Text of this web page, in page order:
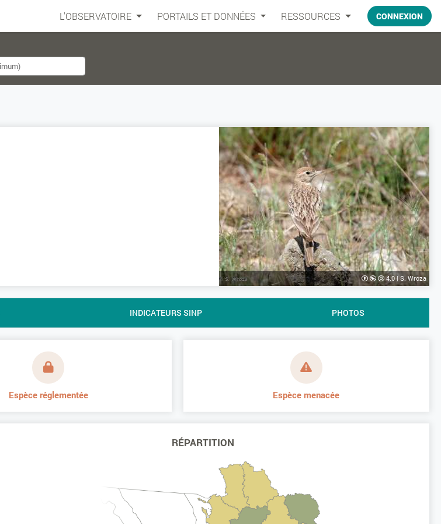
L'OBSERVATOIRE PORTAILS ET DONNÉES RESSOURCES CONNEXION
4.0| S. Wroza
INDICATEURS SINP PHOTOS
Espèce réglementée Espèce menacée
RÉPARTITION